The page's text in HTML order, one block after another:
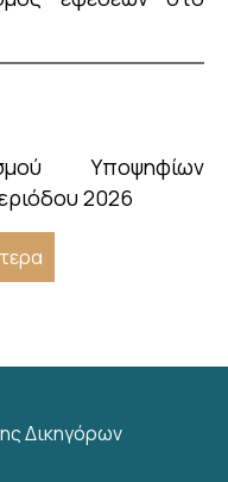
Υποψηφίων
2026
Δικηγόρων